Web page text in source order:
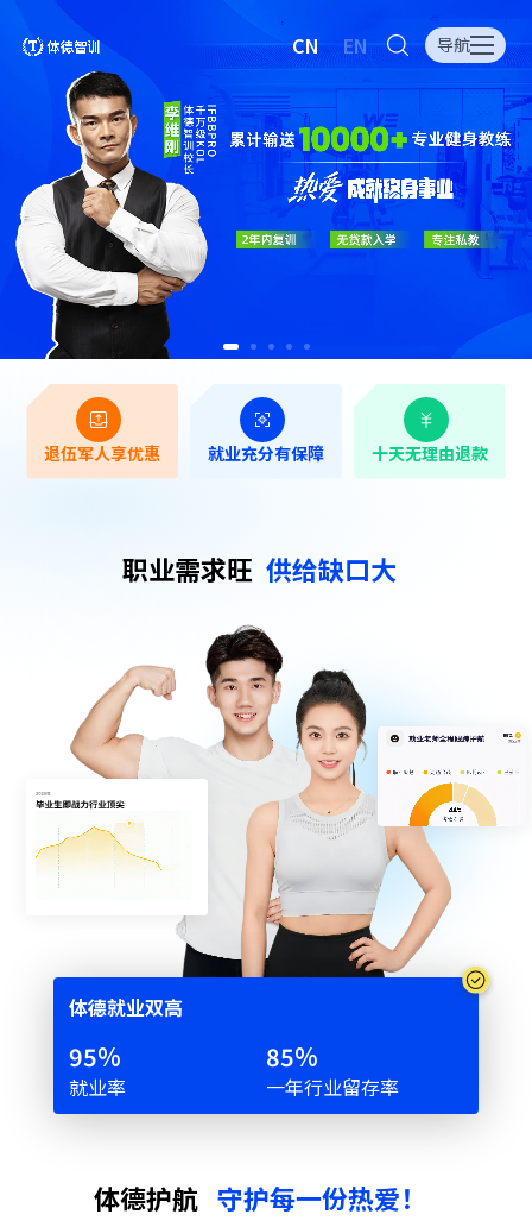
CN EN 导航
退伍军人享优惠 就业充分有保障 十天无理由退款
职业需求旺 供给缺口大
体德就业双⾼
95%
就业率
85%
一年行业留存率
体德护航 守护每一份热爱！